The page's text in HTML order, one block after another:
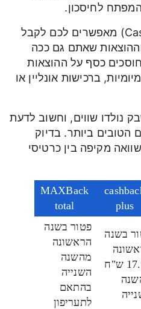
לחיסכון.
כרטיסי הקאשבק (Cashback) מאפשרים לכם לקבל
שאתם גם ככה
כסף על ההוצאות
ברכישות אונליין או
נולדו שווים, וחשוב לדעת
ביותר. בדיוק
מקיפה בין כרטיסי
plus
MAXBack
total
בשנה
17.90 ש"ח
פטור בשנה
הראשונה
מהשנה
השנייה
בהתאם
לתעריפון